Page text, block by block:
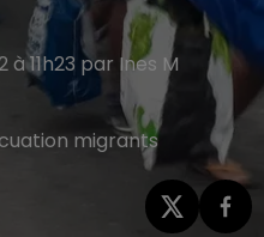
à 11h23 par Ines M
migrants